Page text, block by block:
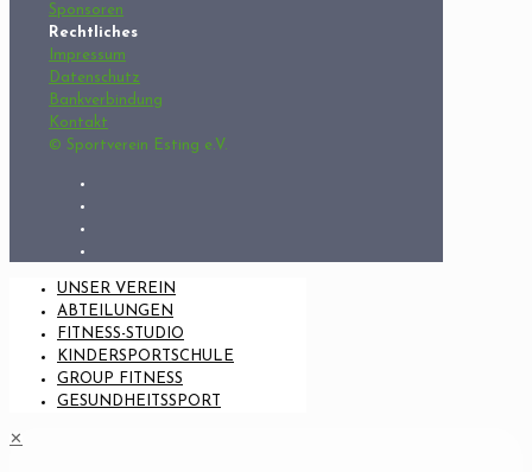
Sponsoren
Rechtliches
Impressum
Datenschutz
Bankverbindung
Kontakt
© Sportverein Esting e.V.
UNSER VEREIN
ABTEILUNGEN
FITNESS-STUDIO
KINDERSPORTSCHULE
GROUP FITNESS
GESUNDHEITSSPORT
✕